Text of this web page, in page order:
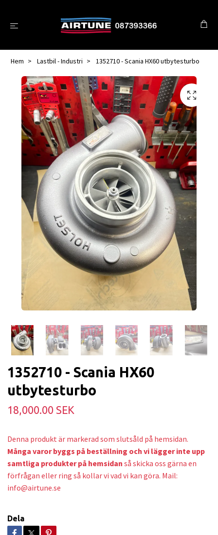
Hem Lastbil - Industri 1352710 - Scania HX60 utbytesturbo
1352710 - Scania HX60
utbytesturbo
18,000.00 SEK
Denna produkt är markerad som slutsåld på hemsidan.
Många varor byggs på beställning och vi lägger inte upp
samtliga produkter på hemsidan så skicka oss gärna en
förfrågan eller ring så kollar vi vad vi kan göra. Mail:
info@airtune.se
Dela